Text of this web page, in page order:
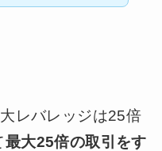
レバレッジは25倍
最大25倍の取引をす